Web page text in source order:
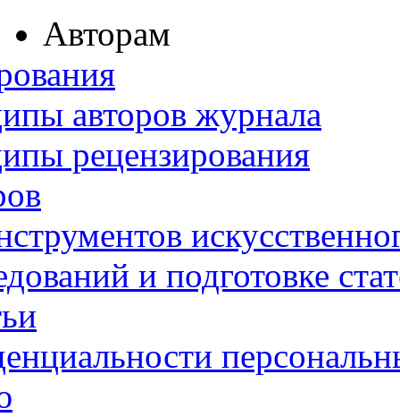
Авторам
авторов журнала
рецензирования
и подготовке